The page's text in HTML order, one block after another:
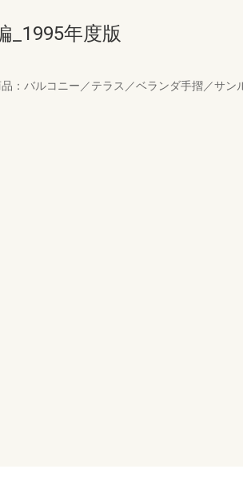
_1995年度版
：バルコニー／テラス／ベランダ手摺／サ